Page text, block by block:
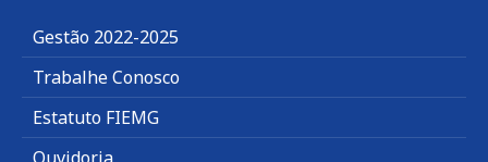
Gestão 2022-2025
Trabalhe Conosco
Estatuto FIEMG